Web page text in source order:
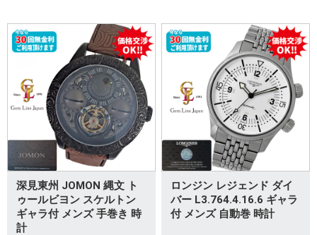
深見東州 JOMON 縄文 ト
ゥールビヨン スケルトン
ギャラ付 メンズ 手巻き 時
計
ロンジン レジェンド ダイ
バー L3.764.4.16.6 ギャラ
付 メンズ 自動巻 時計